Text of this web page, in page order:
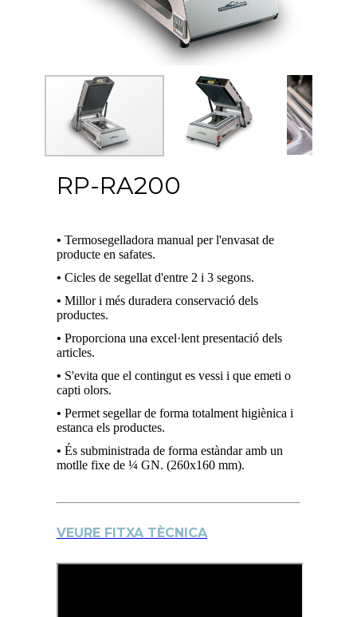
RP-RA200
• Termosegelladora manual per l'envasat de
producte en safates.
• Cicles de segellat d'entre 2 i 3 segons.
• Millor i més duradera conservació dels
productes.
• Proporciona una excel·lent presentació dels
articles.
• S'evita que el contingut es vessi i que emeti o
capti olors.
• Permet segellar de forma totalment higiènica i
estanca els productes.
• És subministrada de forma estàndar amb un
motlle fixe de ¼ GN. (260x160 mm).
VEURE FITXA TÈCNICA